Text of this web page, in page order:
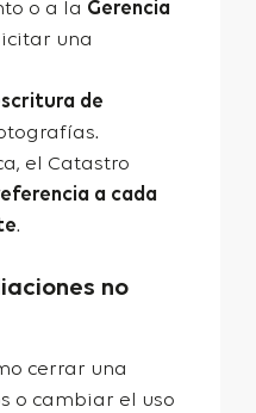
o a la Gerencia
una
de
el Catastro
a cada
.
no
cerrar una
o cambiar el uso